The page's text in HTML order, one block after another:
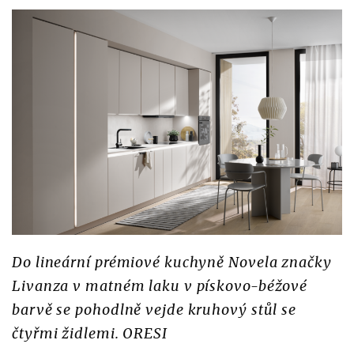
Do lineární prémiové kuchyně Novela značky
Livanza v matném laku v pískovo-béžové
barvě se pohodlně vejde kruhový stůl se
čtyřmi židlemi. ORESI